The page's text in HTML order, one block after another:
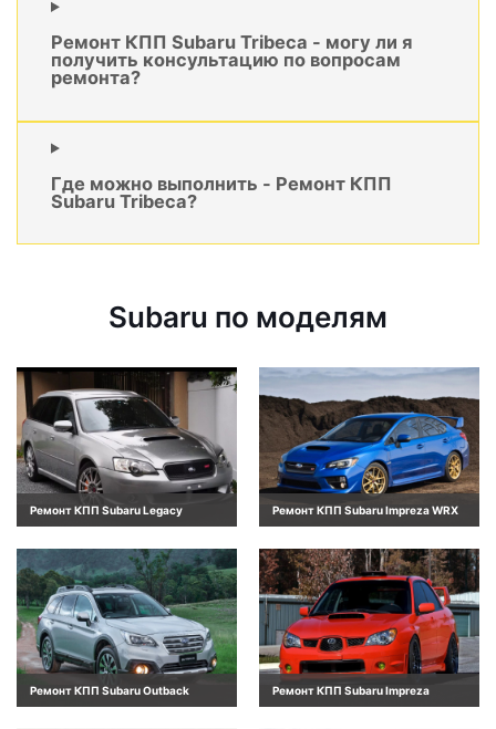
Ремонт КПП Subaru Tribeca - могу ли я
получить консультацию по вопросам
ремонта?
Где можно выполнить - Ремонт КПП
Subaru Tribeca?
Subaru по моделям
Ремонт КПП Subaru Legacy Ремонт КПП Subaru Impreza WRX
Ремонт КПП Subaru Outback Ремонт КПП Subaru Impreza